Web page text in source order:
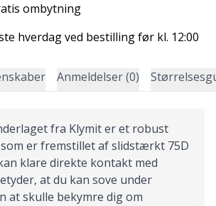
ombytning
hverdag ved bestilling før kl. 12:00
Anmeldelser (0)
fra Klymit er et robust
er fremstillet af slidstærkt 75D
klare direkte kontakt med
at du kan sove under
at skulle bekymre dig om